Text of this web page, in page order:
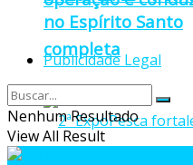
completa
no Espírito Santo
Publicidade Legal
Nenhum Resultado
View All Result